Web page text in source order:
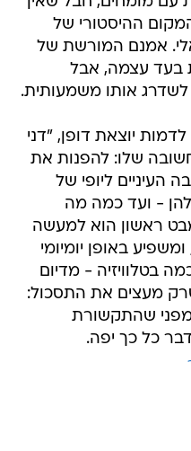
ההיסטורי של
אמנם המורשת של
בעד עצמה, אבל
אותו משמעותית.
יוצאת דופן, "דני
שלו: להפנות את
העיניים ליופי של
- ועד כמה מה
ראשון הוא למעשה
באופן יומיומי
בטלוויזיה - מדיום
מעצים את התסכול:
שהתקשורת
כל כך יפה.